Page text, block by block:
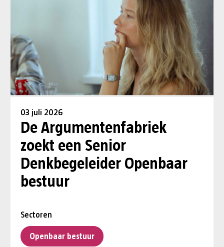
03 juli 2026
De Argumentenfabriek
zoekt een Senior
Denkbegeleider Openbaar
bestuur
Sectoren
Openbaar bestuur